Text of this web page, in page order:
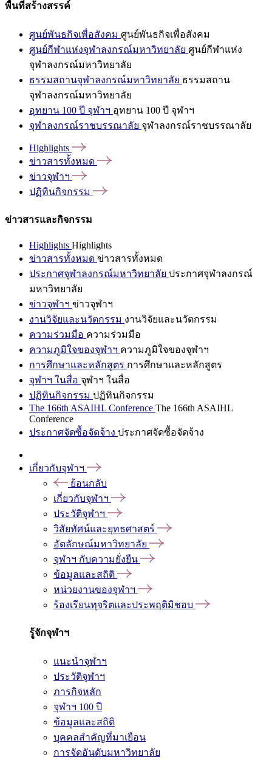
พื้นที่สร้างสรรค์
ศูนย์พันธกิจเพื่อสังคม ศูนย์พันธกิจเพื่อสังคม
ศูนย์กีฬาแห่งจุฬาลงกรณ์มหาวิทยาลัย ศูนย์กีฬาแห่ง
จุฬาลงกรณ์มหาวิทยาลัย
ธรรมสถานจุฬาลงกรณ์มหาวิทยาลัย ธรรมสถาน
จุฬาลงกรณ์มหาวิทยาลัย
อุทยาน 100 ปี จุฬาฯ อุทยาน 100 ปี จุฬาฯ
จุฬาลงกรณ์ราชบรรณาลัย จุฬาลงกรณ์ราชบรรณาลัย
Highlights
ข่าวสารทั้งหมด
ข่าวจุฬาฯ
ปฏิทินกิจกรรม
ข่าวสารและกิจกรรม
Highlights Highlights
ข่าวสารทั้งหมด ข่าวสารทั้งหมด
ประกาศจุฬาลงกรณ์มหาวิทยาลัย ประกาศจุฬาลงกรณ์
มหาวิทยาลัย
ข่าวจุฬาฯ ข่าวจุฬาฯ
งานวิจัยและนวัตกรรม งานวิจัยและนวัตกรรม
ความร่วมมือ ความร่วมมือ
ความภูมิใจของจุฬาฯ ความภูมิใจของจุฬาฯ
การศึกษาและหลักสูตร การศึกษาและหลักสูตร
จุฬาฯ ในสื่อ จุฬาฯ ในสื่อ
ปฏิทินกิจกรรม ปฏิทินกิจกรรม
The 166th ASAIHL Conference The 166th ASAIHL
Conference
ประกาศจัดซื้อจัดจ้าง ประกาศจัดซื้อจัดจ้าง
เกี่ยวกับจุฬาฯ
ย้อนกลับ
เกี่ยวกับจุฬาฯ
ประวัติจุฬาฯ
วิสัยทัศน์และยุทธศาสตร์
อัตลักษณ์มหาวิทยาลัย
จุฬาฯ กับความยั่งยืน
ข้อมูลและสถิติ
หน่วยงานของจุฬาฯ
ร้องเรียนทุจริตและประพฤติมิชอบ
รู้จักจุฬาฯ
แนะนำจุฬาฯ
ประวัติจุฬาฯ
ภารกิจหลัก
จุฬาฯ 100 ปี
ข้อมูลและสถิติ
บุคคลสำคัญที่มาเยือน
การจัดอันดับมหาวิทยาลัย